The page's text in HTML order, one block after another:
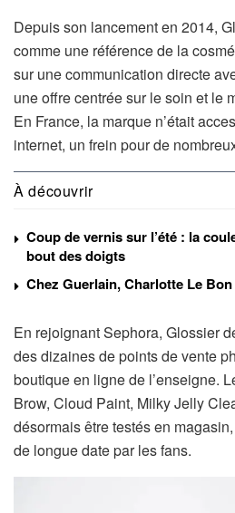
Depuis son lancement en 2014,
comme une référence de la
sur une communication directe
une offre centrée sur le soin et le
En France, la marque n’était
internet, un frein pour de
À découvrir
Coup de vernis sur l’été : la
bout des doigts
Chez Guerlain, Charlotte Le
En rejoignant Sephora, Glossier
des dizaines de points de vente
boutique en ligne de l’enseigne.
Brow, Cloud Paint, Milky Jelly
désormais être testés en
de longue date par les fans.